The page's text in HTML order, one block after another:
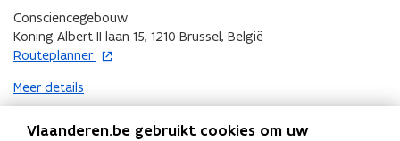
a
n
d
s
b
a
n
d
b
s
n
s
t
e
r
Consciencegebouw
Koning Albert II laan 15, 1210 Brussel, België
Routeplanner
o
e
n
Meer details
Vlaanderen.be gebruikt cookies om uw